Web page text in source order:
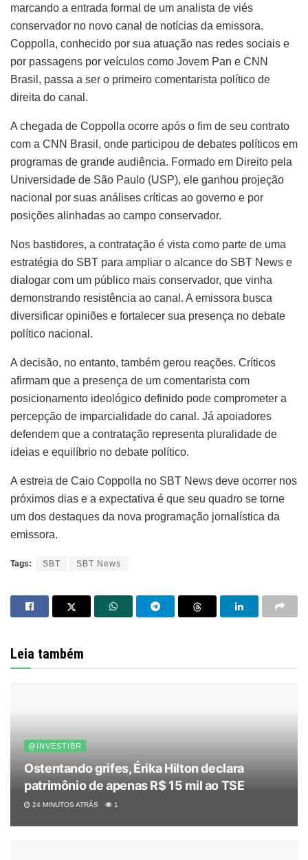
marcando a entrada formal de um analista de viés
conservador no novo canal de notícias da emissora.
Coppolla, conhecido por sua atuação nas redes sociais e
por passagens por veículos como Jovem Pan e CNN
Brasil, passa a ser o primeiro comentarista político de
direita do canal.
A chegada de Coppolla ocorre após o fim de seu contrato
com a CNN Brasil, onde participou de debates políticos em
programas de grande audiência. Formado em Direito pela
Universidade de São Paulo (USP), ele ganhou projeção
nacional por suas análises críticas ao governo e por
posições alinhadas ao campo conservador.
Nos bastidores, a contratação é vista como parte de uma
estratégia do SBT para ampliar o alcance do SBT News e
dialogar com um público mais conservador, que vinha
demonstrando resistência ao canal. A emissora busca
diversificar opiniões e fortalecer sua presença no debate
político nacional.
A decisão, no entanto, também gerou reações. Críticos
afirmam que a presença de um comentarista com
posicionamento ideológico definido pode comprometer a
percepção de imparcialidade do canal. Já apoiadores
defendem que a contratação representa pluralidade de
ideias e equilíbrio no debate político.
A estreia de Caio Coppolla no SBT News deve ocorrer nos
próximos dias e a expectativa é que seu quadro se torne
um dos destaques da nova programação jornalística da
emissora.
Tags: SBT SBT News
Leia também
@INVESTIBR
Ostentando grifes, Érika Hilton declara
patrimônio de apenas R$ 15 mil ao TSE
24 MINUTOS ATRÁS 1